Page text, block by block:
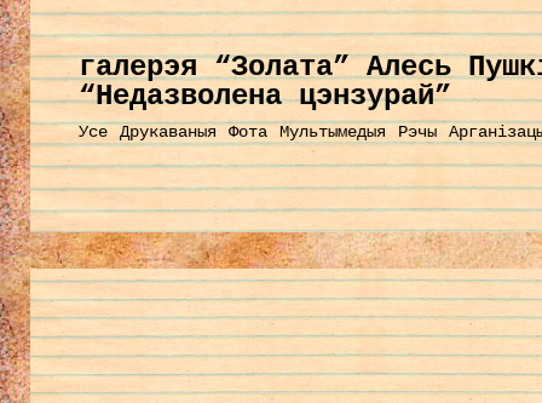
галерэя “Золата” Алесь
“Недазволена цэнзурай”
Усе Друкаваныя Фота Мультымедыя Рэчы